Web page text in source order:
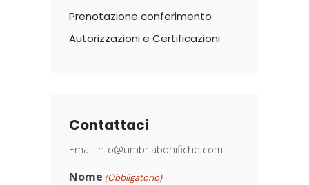
Prenotazione conferimento
Autorizzazioni e Certificazioni
Contattaci
Email info@umbriabonifiche.com
Nome (Obbligatorio)